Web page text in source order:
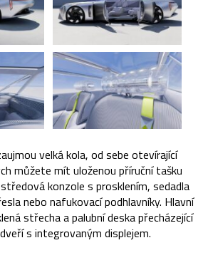
velká kola, od sebe otevírající
můžete mít uloženou příruční tašku
konzole s prosklením, sedadla
nebo nafukovací podhlavníky. Hlavní
střecha a palubní deska přecházející
s integrovaným displejem.